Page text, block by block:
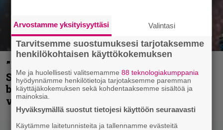
”He ovat tuoneet soittoon jotain uutta” –
Sepulturan Andreas Kisser nimeää
bändin, jonka riffit ovat tehneet
vaikutuksen
Arvostamme yksityisyyttäsi Valintasi
Tarvitsemme suostumuksesi tarjotaksemme
henkilökohtaisen käyttökokemuksen
Me ja huolellisesti valitsemamme88 teknologiakumppania
hyödynnämme henkilötietoja tarjotaksemme paremman
käyttäjäkokemuksen sekä kohdentaaksemme sisältöä ja
mainoksia.
Hyväksymällä suostut tietojesi käyttöön seuraavasti
Käytämme laitetunnisteita ja tallennamme evästeitä